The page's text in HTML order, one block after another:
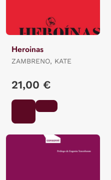
Heroinas
ZAMBRENO, KATE
21,00 €